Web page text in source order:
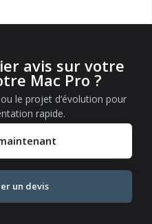
avis sur votre
Mac Pro ?
le projet d’évolution pour
rapide.
un devis